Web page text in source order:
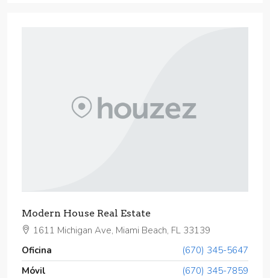
Modern House Real Estate
1611 Michigan Ave, Miami Beach, FL 33139
Oficina
(670) 345-5647
Móvil
(670) 345-7859